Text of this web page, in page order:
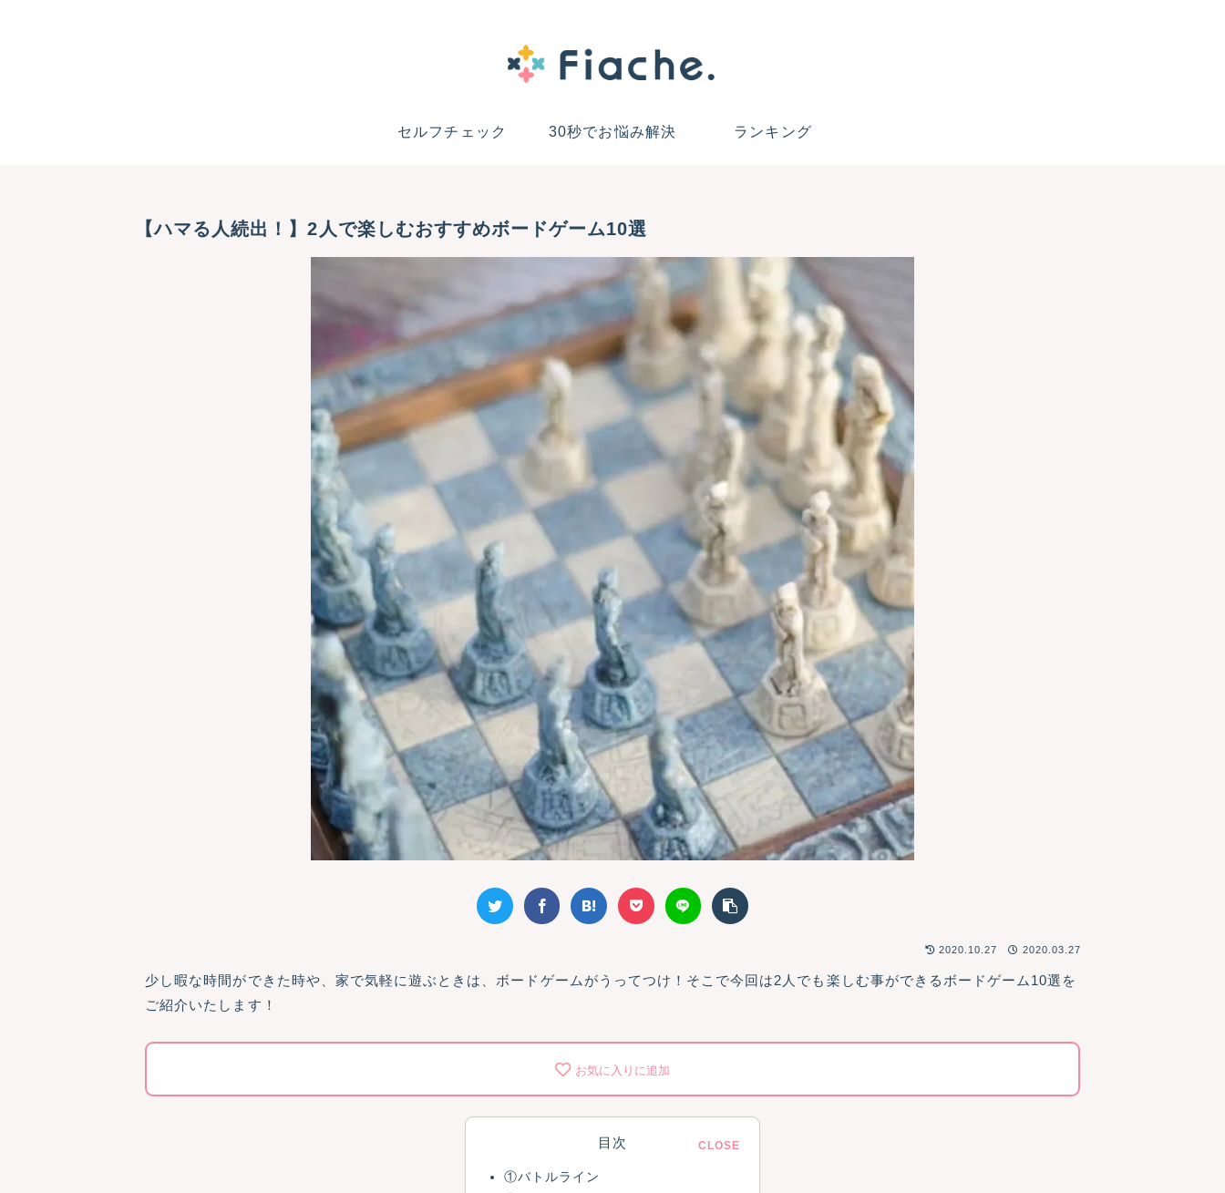
セルフチェック 30秒でお悩み解決 ランキング
【ハマる人続出！】2人で楽しむおすすめボードゲーム10選
2020.10.27 2020.03.27
少し暇な時間ができた時や、家で気軽に遊ぶときは、ボードゲームがうってつけ！そこで今回は2人でも楽しむ事ができるボードゲーム10選を
ご紹介いたします！
お気に入りに追加
目次
①バトルライン